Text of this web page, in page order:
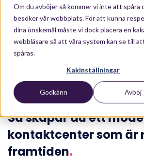
Om du avböjer så kommer vi inte att spåra
besöker vår webbplats. För att kunna
dina önskemål måste vi dock placera en
webbläsare så att våra system kan se till
spåras.
Kakinställningar
Godkänn Avböj
CX Ekosystem
.
Puzzel CX Ekosystem
Vår CX-ekosystemet
Integrationer
Produkter.
.
Contact Centre.
Kontaktcenterplattform
AI-drivna upplevelser
Kunder.
.
Blogg.
Blogg
Rapporter & e-böcker
.
Om oss
Kontakta oss
Investerare
To blog overview
Agent Experience 2 min lästid
Så skapar du ett
kontaktcenter som är
framtiden.